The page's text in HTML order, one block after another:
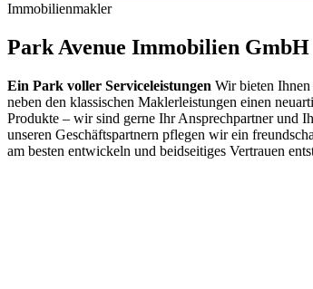
Immobilienmakler
Park Avenue Immobilien GmbH
Ein Park voller Service­leistungen Wir bieten
neben den klassischen Maklerleistungen einen
Produkte – wir sind gerne Ihr Ansprechpartner und
unseren Geschäftspartnern pflegen wir ein
am besten entwickeln und beidseitiges Vertrauen